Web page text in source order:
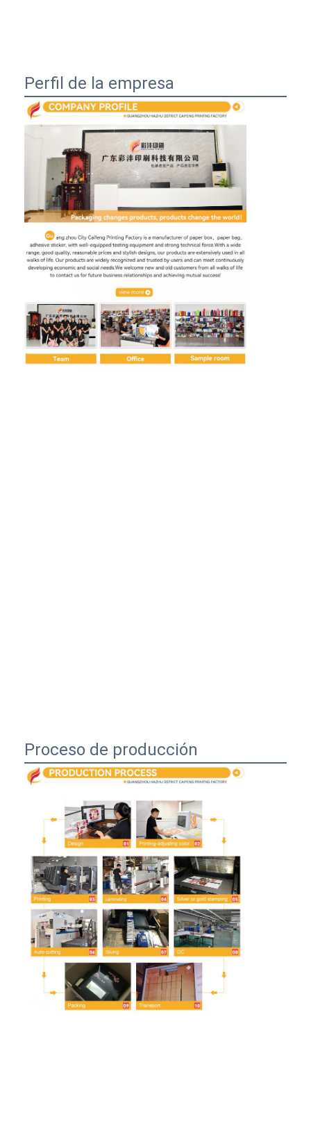
Perfil de la empresa
Proceso de producción